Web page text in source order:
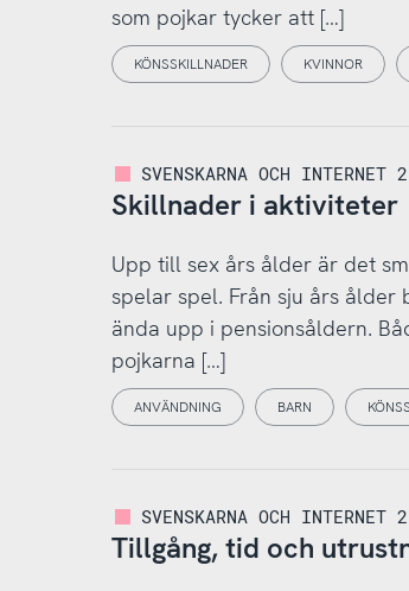
som pojkar tycker att […]
KÖNSSKILLNADER KVINNOR
SVENSKARNA OCH INTERNET
Skillnader i aktiviteter
Upp till sex års ålder är det
spelar spel. Från sju års
ända upp i pensionsåldern.
pojkarna […]
ANVÄNDNING BARN
SVENSKARNA OCH INTERNET
Tillgång, tid och